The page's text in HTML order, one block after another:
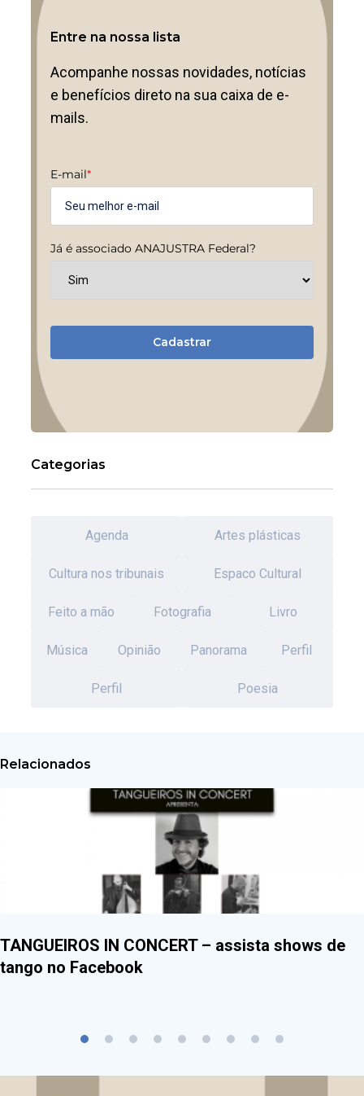
Entre na nossa lista
Acompanhe nossas novidades, notícias
e benefícios direto na sua caixa de e-
mails.
E-mail*
Já é associado ANAJUSTRA Federal?
Cadastrar
Categorias
Agenda Artes plásticas
Cultura nos tribunais Espaco Cultural
Feito a mão Fotografia Livro
Música Opinião Panorama Perfil
Perfil Poesia
Relacionados
TANGUEIROS IN CONCERT – assista shows de
tango no Facebook